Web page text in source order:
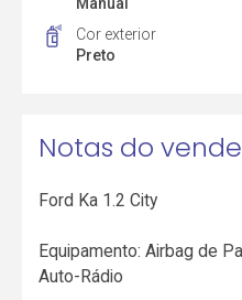
Manual
Cor exterior
Preto
Notas do
Ford Ka 1.2 City
Equipamento: Airbag de
Auto-Rádio